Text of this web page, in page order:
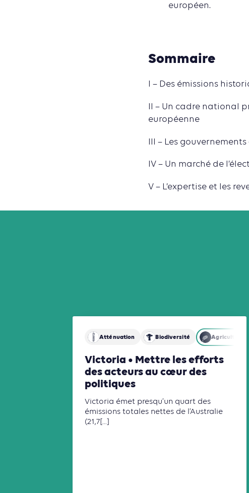
européen.
Sommaire
I – Des émissions
II – Un cadre national
européenne
III – Les
IV – Un marché de
V – L’expertise et les
Atténuation Biodiversité Agriculture,
Victoria • Mettre les efforts
des acteurs au cœur des
politiques
Victoria émet presqu’un quart des
émissions totales nettes de l’Australie
(21,7[...]